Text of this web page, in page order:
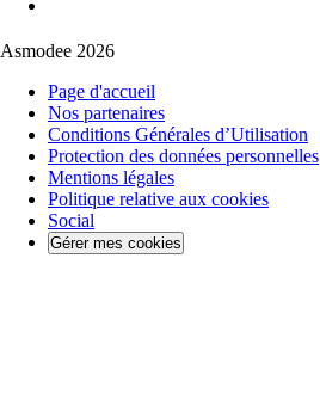
Asmodee 2026
Page d'accueil
Nos partenaires
Conditions Générales d’Utilisation
Protection des données personnelles
Mentions légales
Politique relative aux cookies
Social
Gérer mes cookies